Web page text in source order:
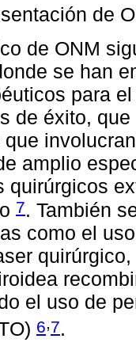
de
de ONM
se han
para
de éxito,
amplio
quirúrgicos
7. También
como el
el uso de
6,7.